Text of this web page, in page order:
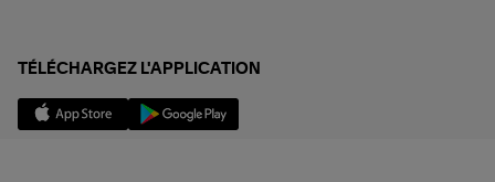
TÉLÉCHARGEZ L'APPLICATION